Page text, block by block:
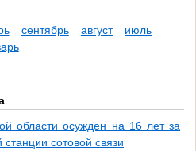
сентябрь август
июль
области осужден на 16 лет за
станции сотовой связи